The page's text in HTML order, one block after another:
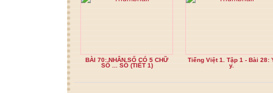
BÀI 70: NHÂN SỐ CÓ 5 CHỮ
SỐ ... SỐ (TIẾT 1)
Tiếng Việt 1. Tập 1 - Bài 28:
y.